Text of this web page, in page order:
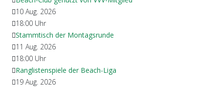
10 Aug. 2026
18:00 Uhr
Stammtisch der Montagsrunde
11 Aug. 2026
18:00 Uhr
Ranglistenspiele der Beach-Liga
19 Aug. 2026